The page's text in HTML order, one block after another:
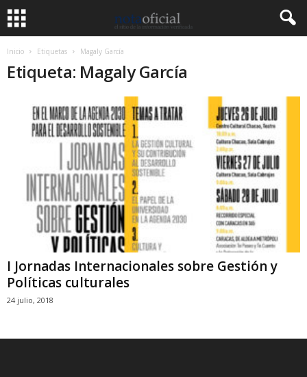
Inicio Etiquetas Magaly García
Etiqueta: Magaly García
I Jornadas Internacionales sobre Gestión y
Políticas culturales
24 julio, 2018